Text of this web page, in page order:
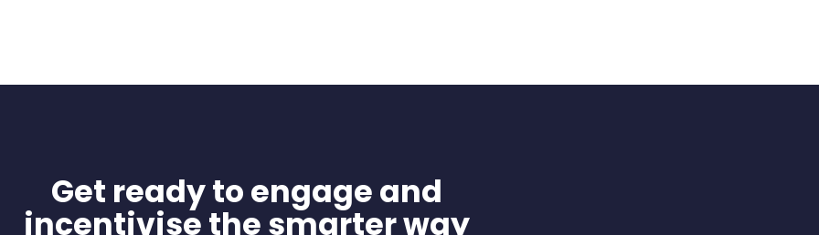
Get ready to engage and
incentivise the smarter way